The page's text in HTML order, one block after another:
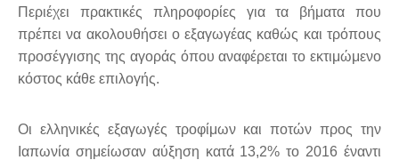
Περιέχει πρακτικές πληροφορίες για τα βήματα που
πρέπει να ακολουθήσει ο εξαγωγέας καθώς και τρόπους
προσέγγισης της αγοράς όπου αναφέρεται το εκτιμώμενο
κόστος κάθε επιλογής.
Οι ελληνικές εξαγωγές τροφίμων και ποτών προς την
Ιαπωνία σημείωσαν αύξηση κατά 13,2% το 2016 έναντι